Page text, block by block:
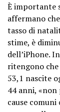
È importante
affermano
tasso di
stime, è
dell’iPhone.
ritengono
53,1 nascite
44 anni, «non
cause comuni